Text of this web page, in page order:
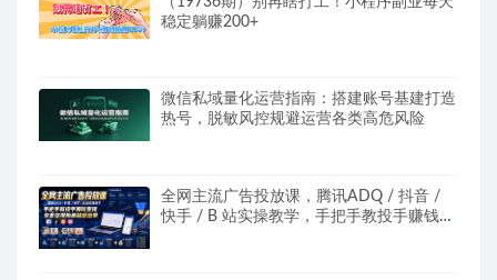
稳定躺赚200+
微信私域量化运营指南：搭建账号基建打造
热号，脱敏风控规避运营各类高危风险
全网主流广告投放课，腾讯ADQ / 抖音 /
快手 / B 站实操教学，手把手教投手赚钱变